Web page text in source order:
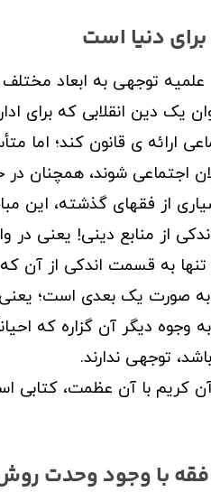
علمیه توجهی به ابعاد
یک دین انقلابی که برای
ارائه ی قانون کند؛ اما
اجتماعی شوند، همچنان
از فقهای گذشته، این
از منابع دینی! یعنی
تنها به قسمت اندکی از آن
به صورت یک بعدی است؛
به وجوه دیگر آن گزاره که
توجهی ندارند.
کریم با آن عظمت،